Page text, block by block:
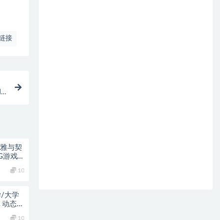
接
与契
游戏&
10
/大学
动态
10